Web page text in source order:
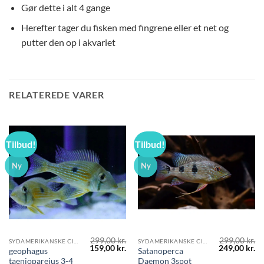
Gør dette i alt 4 gange
Herefter tager du fisken med fingrene eller et net og
putter den op i akvariet
RELATEREDE VARER
Tilbud!
Ny
geophagus
taeniopareius 3-4
299,00kr.
Den
oprindelige
159,00 kr. Den
aktuelle
Tilbud!
Ny
Satanoperca
Daemon 3spot
299,00kr.
Den
oprindelige
249,00 kr.